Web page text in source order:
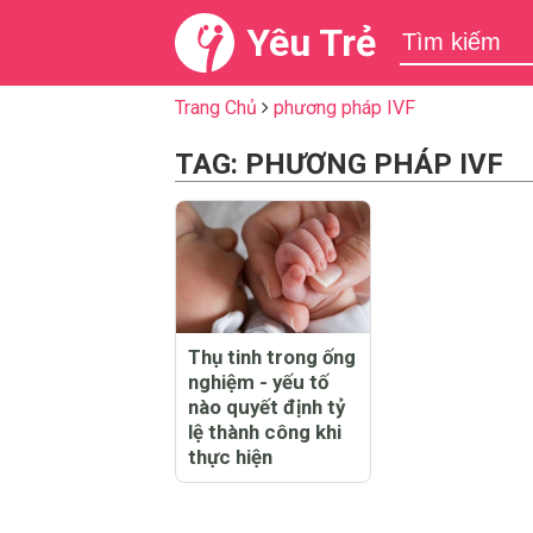
Yêu Trẻ
Trang Chủ phương pháp IVF
TAG: PHƯƠNG PHÁP IVF
Thụ tinh trong ống
nghiệm - yếu tố
nào quyết định tỷ
lệ thành công khi
thực hiện